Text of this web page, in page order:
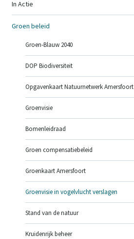
In Actie
Groen beleid
Groen-Blauw 2040
DOP Biodiversiteit
Opgavenkaart Natuurnetwerk Amersfoort
Groenvisie
Bomenleidraad
Groen compensatiebeleid
Groenkaart Amersfoort
Groenvisie in vogelvlucht verslagen
Stand van de natuur
Kruidenrijk beheer